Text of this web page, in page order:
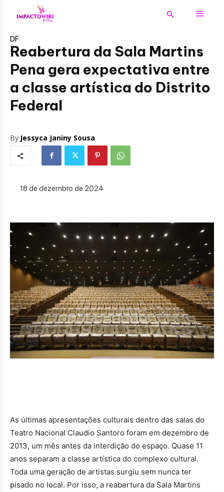
DF
Reabertura da Sala Martins
Pena gera expectativa entre
a classe artística do Distrito
Federal
By Jessyca Janiny Sousa
18 de dezembro de 2024
As últimas apresentações culturais dentro das salas do
Teatro Nacional Claudio Santoro foram em dezembro de
2013, um mês antes da interdição do espaço. Quase 11
anos separam a classe artística do complexo cultural.
Toda uma geração de artistas surgiu sem nunca ter
pisado no local. Por isso, a reabertura da Sala Martins